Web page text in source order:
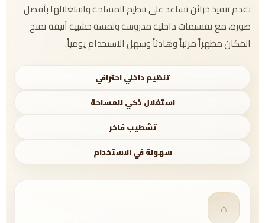
نقدم تنفيذ خزائن تساعد على تنظيم المساحة واستغلالها بأفضل
صورة، مع تقسيمات داخلية مدروسة ولمسة خشبية أنيقة تمنح
المكان مظهراً مرتباً وهادئاً وسهل الاستخدام يومياً.
تنظيم داخلي احترافي
استغلال ذكي للمساحة
تشطيب فاخر
سهولة في الاستخدام
⌂